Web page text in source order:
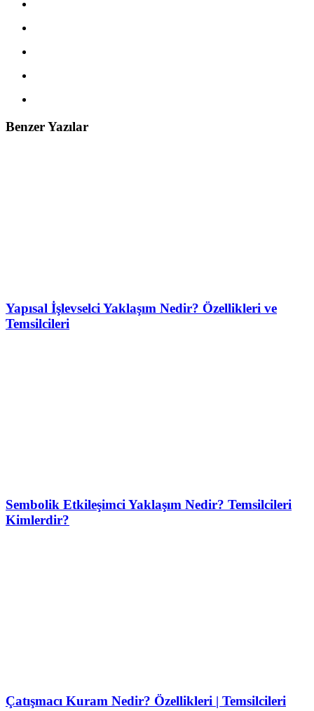
Benzer Yazılar
Yapısal İşlevselci Yaklaşım Nedir? Özellikleri ve
Temsilcileri
Sembolik Etkileşimci Yaklaşım Nedir? Temsilcileri
Kimlerdir?
Çatışmacı Kuram Nedir? Özellikleri | Temsilcileri